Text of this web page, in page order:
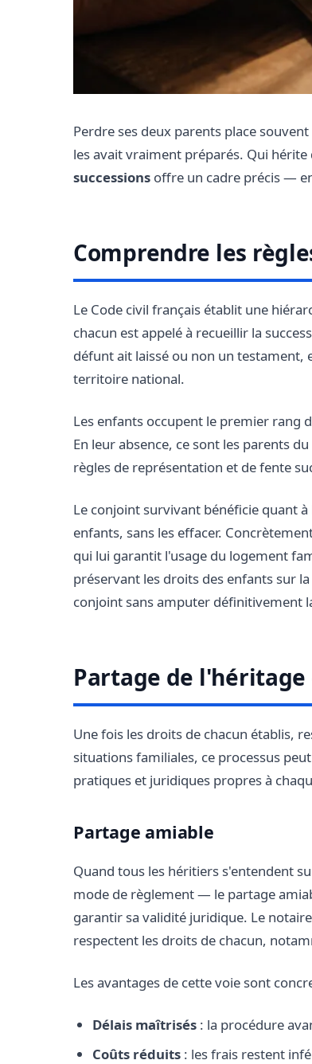
Perdre ses deux parents place
les avait vraiment préparés. Qui hérite
successions offre un cadre précis —
Comprendre les
Le Code civil français établit une
chacun est appelé à recueillir la
défunt ait laissé ou non un
territoire national.
Les enfants occupent le premier rang
En leur absence, ce sont les parents
règles de représentation et de fente
Le conjoint survivant bénéficie quant
enfants, sans les effacer.
qui lui garantit l'usage du logement
préservant les droits des enfants sur
conjoint sans amputer définitivement
Partage de
Une fois les droits de chacun établis,
situations familiales, ce processus
pratiques et juridiques propres à
Partage amiable
Quand tous les héritiers s'entendent
mode de règlement — le partage
garantir sa validité juridique. Le
respectent les droits de chacun,
Les avantages de cette voie sont
Délais maîtrisés : la procédure
Coûts réduits : les frais restent